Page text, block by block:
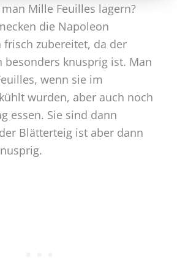
Mille Feuilles lagern?
die Napoleon
frisch zubereitet, da der
besonders knusprig ist. Man
wenn sie im
wurden, aber auch noch
essen. Sie sind dann
Blätterteig ist aber dann